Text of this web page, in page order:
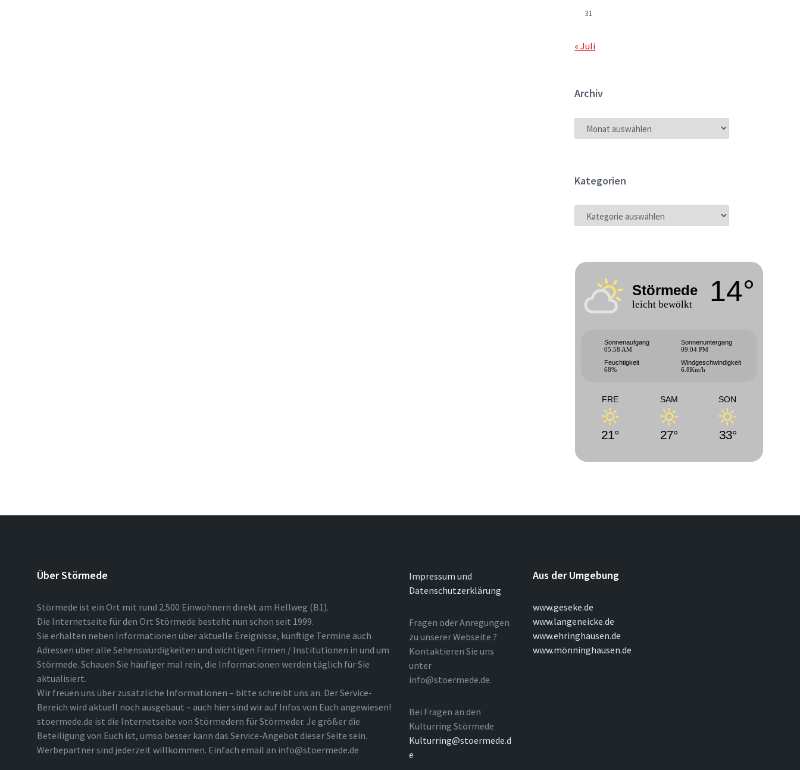
31
« Juli
Archiv
ARCHIV
Kategorien
KATEGORIEN
Störmede
leicht bewölkt 14°
Sonnenaufgang
05:58 AM
Sonnenuntergang
09:04 PM
Feuchtigkeit
68%
Windgeschwindigkeit
6.8Km/h
FRE
21°
SAM
27°
SON
33°
Über Störmede
Störmede ist ein Ort mit rund 2.500 Einwohnern direkt am Hellweg (B1).
Die Internetseite für den Ort Störmede besteht nun schon seit 1999.
Sie erhalten neben Informationen über aktuelle Ereignisse, künftige Termine auch
Adressen über alle Sehenswürdigkeiten und wichtigen Firmen / Institutionen in und um
Störmede. Schauen Sie häufiger mal rein, die Informationen werden täglich für Sie
aktualisiert.
Wir freuen uns über zusätzliche Informationen – bitte schreibt uns an. Der Service-
Bereich wird aktuell noch ausgebaut – auch hier sind wir auf Infos von Euch angewiesen!
stoermede.de ist die Internetseite von Störmedern für Störmeder. Je größer die
Beteiligung von Euch ist, umso besser kann das Service-Angebot dieser Seite sein.
Werbepartner sind jederzeit willkommen. Einfach email an info@stoermede.de
Impressum und
Datenschutzerklärung
Fragen oder Anregungen
zu unserer Webseite ?
Kontaktieren Sie uns
unter
info@stoermede.de.
Bei Fragen an den
Kulturring Störmede
Kulturring@stoermede.d
e
Aus der Umgebung
www.geseke.de
www.langeneicke.de
www.ehringhausen.de
www.mönninghausen.de